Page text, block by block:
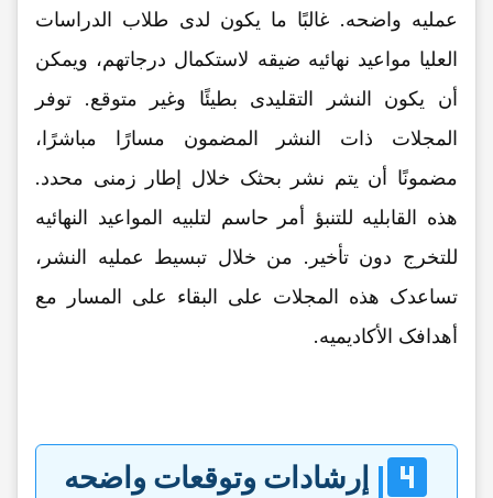
عملیه واضحه. غالبًا ما یکون لدى طلاب الدراسات
العلیا مواعید نهائیه ضیقه لاستکمال درجاتهم، ویمکن
أن یکون النشر التقلیدی بطیئًا وغیر متوقع. توفر
المجلات ذات النشر المضمون مسارًا مباشرًا،
مضمونًا أن یتم نشر بحثک خلال إطار زمنی محدد.
هذه القابلیه للتنبؤ أمر حاسم لتلبیه المواعید النهائیه
للتخرج دون تأخیر. من خلال تبسیط عملیه النشر،
تساعدک هذه المجلات على البقاء على المسار مع
أهدافک الأکادیمیه.
إرشادات وتوقعات واضحه